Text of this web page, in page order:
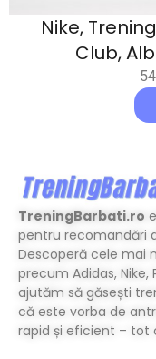
Nike,
Club,
TreningBarbati.ro
pentru recomandări
Descoperă cele mai
precum Adidas,
ajutăm să găsești
că este vorba de
rapid și eficient – tot